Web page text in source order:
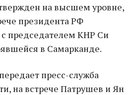
на высшем уровне,
президента РФ
председателем КНР Си
в Самарканде.
пресс-служба
на встрече Патрушев и Ян